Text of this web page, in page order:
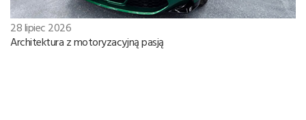
28 lipiec 2026
Architektura z motoryzacyjną pasją